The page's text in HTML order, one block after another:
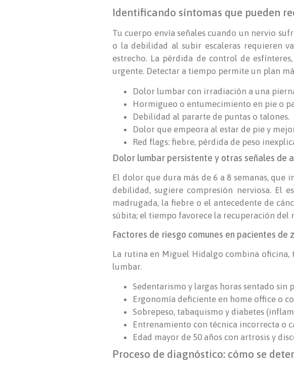
Identificando síntomas que pueden
Tu cuerpo envía señales cuando un nervio
o la debilidad al subir escaleras requieren
estrecho. La pérdida de control de
urgente. Detectar a tiempo permite un plan
Dolor lumbar con irradiación a una
Hormigueo o entumecimiento en pie o
Debilidad al pararte de puntas o talones.
Dolor que empeora al estar de pie y
Red flags: fiebre, pérdida de peso
Dolor lumbar persistente y otras señales de
El dolor que dura más de 6 a 8 semanas,
debilidad, sugiere compresión nerviosa. El
madrugada, la fiebre o el antecedente de
súbita; el tiempo favorece la recuperación del
Factores de riesgo comunes en pacientes de
La rutina en Miguel Hidalgo combina oficina,
lumbar.
Sedentarismo y largas horas sentado sin
Ergonomía deficiente en home office o
Sobrepeso, tabaquismo y diabetes
Entrenamiento con técnica incorrecta o
Edad mayor de 50 años con artrosis y
Proceso de diagnóstico: cómo se